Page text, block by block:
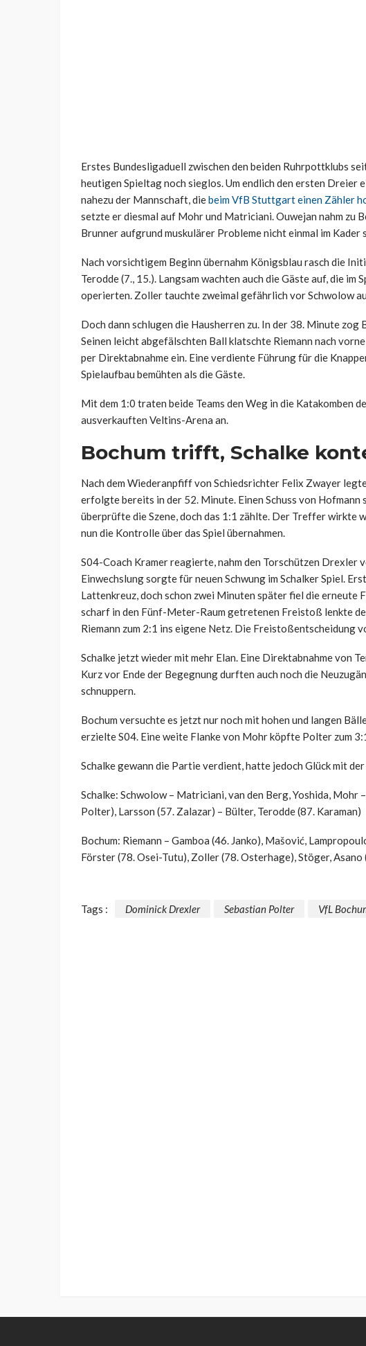
Erstes Bundesligaduell zwischen den beiden Ruhrpottklubs
heutigen Spieltag noch sieglos. Um endlich den ersten Dreier
nahezu der Mannschaft, diebeim VfB Stuttgart einen Zähler
setzte er diesmal auf Mohr und Matriciani. Ouwejan nahm zu
Brunner aufgrund muskulärer Probleme nicht einmal im Kader
Nach vorsichtigem Beginn übernahm Königsblau rasch die
Terodde (7., 15.). Langsam wachten auch die Gäste auf, die im
operierten. Zoller tauchte zweimal gefährlich vor Schwolow
Doch dann schlugen die Hausherren zu. In der 38. Minute
Seinen leicht abgefälschten Ball klatschte Riemann nach
per Direktabnahme ein. Eine verdiente Führung für die
Spielaufbau bemühten als die Gäste.
Mit dem 1:0 traten beide Teams den Weg in die Katakomben
ausverkauften Veltins-Arena an.
Bochum trifft, Schalke
Nach dem Wiederanpfiff von Schiedsrichter Felix Zwayer
erfolgte bereits in der 52. Minute. Einen Schuss von
überprüfte die Szene, doch das 1:1 zählte. Der Treffer wirkte
nun die Kontrolle über das Spiel übernahmen.
S04-Coach Kramer reagierte, nahm den Torschützen Drexler
Einwechslung sorgte für neuen Schwung im Schalker Spiel.
Lattenkreuz, doch schon zwei Minuten später fiel die erneute
scharf in den Fünf-Meter-Raum getretenen Freistoß lenkte
Riemann zum 2:1 ins eigene Netz. Die Freistoßentscheidung
Schalke jetzt wieder mit mehr Elan. Eine Direktabnahme von
Kurz vor Ende der Begegnung durften auch noch die
schnuppern.
Bochum versuchte es jetzt nur noch mit hohen und langen
erzielte S04. Eine weite Flanke von Mohr köpfte Polter zum
Schalke gewann die Partie verdient, hatte jedoch Glück mit
Schalke: Schwolow – Matriciani, van den Berg, Yoshida, Mohr
Polter), Larsson (57. Zalazar) – Bülter, Terodde (87. Karaman)
Bochum: Riemann – Gamboa (46. Janko), Mašović,
Förster (78. Osei-Tutu), Zoller (78. Osterhage), Stöger, Asano
Tags : Dominick Drexler Sebastian Polter VfL